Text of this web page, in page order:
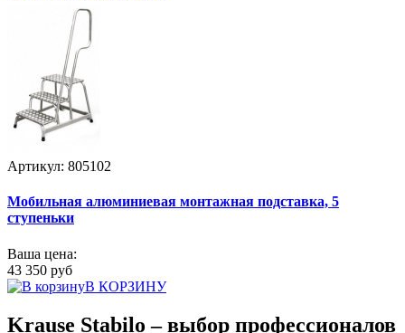
Артикул: 805102
Мобильная алюминиевая монтажная подставка, 5
ступеньки
Ваша цена:
43 350 руб
В КОРЗИНУ
Krause Stabilo – выбор профессионалов